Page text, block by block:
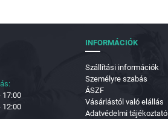
17:00
12:00
INFORMÁCIÓK
Szállítási információk
Személyre szabás
ÁSZF
Vásárlástól való elállás
Adatvédelmi tájékoztató